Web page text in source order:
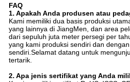
FAQ
1. Apakah Anda produsen atau
Kami memiliki dua basis produksi
yang lainnya di JiangMen, dan area
dari sepuluh juta meter persegi per
yang kami produksi sendiri dan
sendiri.Selamat datang untuk
tertarik.
2. Apa jenis sertifikat yang Anda